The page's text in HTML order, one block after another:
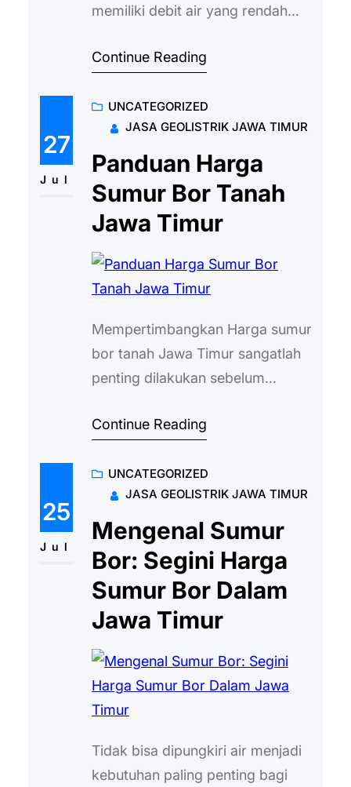
memiliki debit air yang rendah
namanya kekurangan sumber air.
menggunakan air yang berasal
dari sumur bor akan lebih baik
jika melakukan pengecekan
kondisi di tempat tinggal Anda.
Kondisi geografis tersebut akan
mempengaruhi harga bor sumur
artesis Jawa…
Continue Reading
27
Jul
UNCATEGORIZED
JASA GEOLISTRIK JAWA TIMUR
Panduan Harga
Sumur Bor Tanah
Jawa Timur
Mempertimbangkan Harga sumur
bor tanah Jawa Timur sangatlah
penting dilakukan sebelum
Seperti yang kita tahu, sumur bor
Selain sebagai sumber air bersih,
pemakaiannya juga cukup efektif
dan efisien. Lalu, berapa biaya
yang harus disediakan? Lokasi
Pengeboran Semakin jauh lokasi
pengeboran dari penyedia jasa
bor sumur, maka semakin
mahal…
Continue Reading
25
Jul
UNCATEGORIZED
JASA GEOLISTRIK JAWA TIMUR
Mengenal Sumur
Bor: Segini Harga
Sumur Bor Dalam
Jawa Timur
Tidak bisa dipungkiri air menjadi
kebutuhan paling penting bagi